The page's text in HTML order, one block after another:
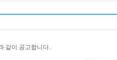
같이 공고합니다.